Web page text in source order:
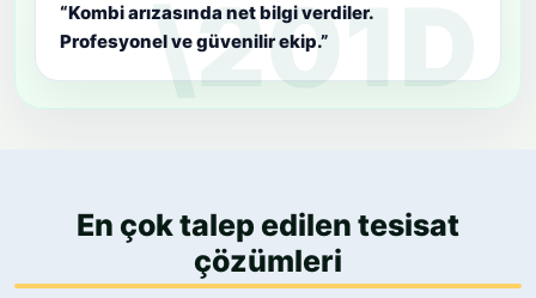
“Kombi arızasında net bilgi verdiler.
Profesyonel ve güvenilir ekip.”
En çok talep edilen tesisat
çözümleri